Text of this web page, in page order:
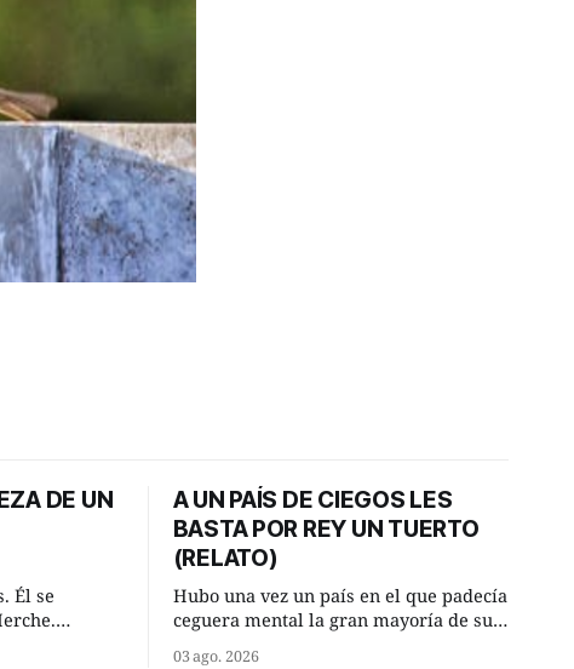
DE UN
Él se
A UN PAÍS DE CIEGOS LES
BASTA POR REY UN TUERTO
(RELATO)
Hubo una vez un país en el que padecía
ceguera mental la gran mayoría de sus
03 ago. 2026